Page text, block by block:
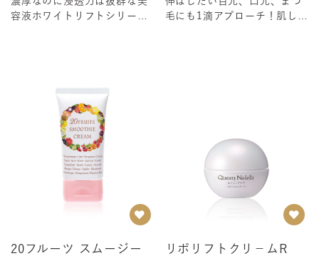
容液ホワイトリフトシリーズ
毛にも1滴アプローチ！肌しぼ
20フルーツ スムージー
リポリフトクリ－ムR